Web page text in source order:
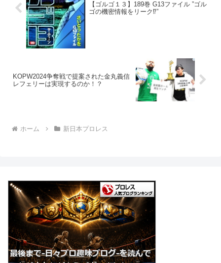
【ゴルゴ１３】189巻 G13ファイル ”ゴル
ゴの機密情報をリーク⁉”
KOPW2024争奪戦で提案された金丸義信
レフェリーは実現するのか！？
ホーム 新日本プロレス